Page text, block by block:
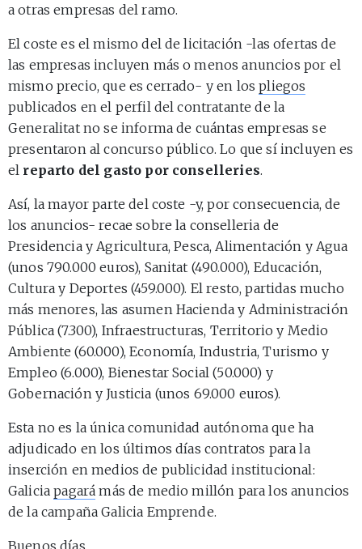
a otras empresas del ramo.
El coste es el mismo del de licitación -las ofertas de
las empresas incluyen más o menos anuncios por el
mismo precio, que es cerrado- y en lospliegos
publicados en el perfil del contratante de la
Generalitat no se informa de cuántas empresas se
presentaron al concurso público. Lo que sí incluyen es
el reparto del gasto por conselleries.
Así, la mayor parte del coste -y, por consecuencia, de
los anuncios- recae sobre la conselleria de
Presidencia y Agricultura, Pesca, Alimentación y Agua
(unos 790.000 euros), Sanitat (490.000), Educación,
Cultura y Deportes (459.000). El resto, partidas mucho
más menores, las asumen Hacienda y Administración
Pública (7.300), Infraestructuras, Territorio y Medio
Ambiente (60.000), Economía, Industria, Turismo y
Empleo (6.000), Bienestar Social (50.000) y
Gobernación y Justicia (unos 69.000 euros).
Esta no es la única comunidad autónoma que ha
adjudicado en los últimos días contratos para la
inserción en medios de publicidad institucional:
Galiciapagará más de medio millón para los anuncios
de la campaña Galicia Emprende.
Buenos días.